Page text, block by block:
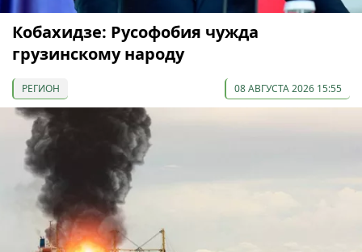
Кобахидзе: Русофобия чужда
грузинскому народу
РЕГИОН 08 АВГУСТА 2026 15:55